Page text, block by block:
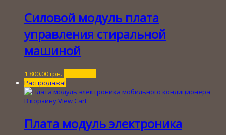
Силовой модуль плата
управления стиральной
машиной
1 800.00грн.
цена
составляла
1
200.00 грн..
Распродажа!
В корзинуView Cart
Плата модуль электроника